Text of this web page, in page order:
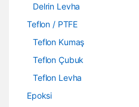
Delrin Levha
Teflon / PTFE
Teflon Kumaş
Teflon Çubuk
Teflon Levha
Epoksi